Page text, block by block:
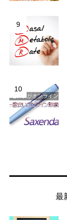
院数
9
10
最